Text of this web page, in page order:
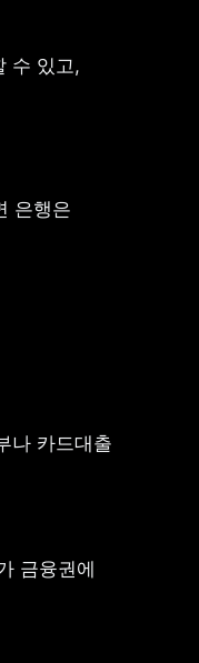
수 있고,
은행은
나 카드대출
금융권에